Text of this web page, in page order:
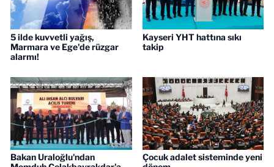
5 ilde kuvvetli yağış,
Marmara ve Ege'de rüzgar
alarmı!
Kayseri YHT hattına sıkı
takip
Bakan Uraloğlu'ndan
Çocuk adalet sisteminde yeni